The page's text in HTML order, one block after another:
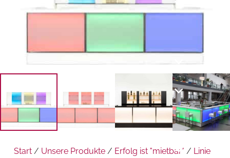
Start / Unsere Produkte / Erfolg ist "mietbar" / Linie